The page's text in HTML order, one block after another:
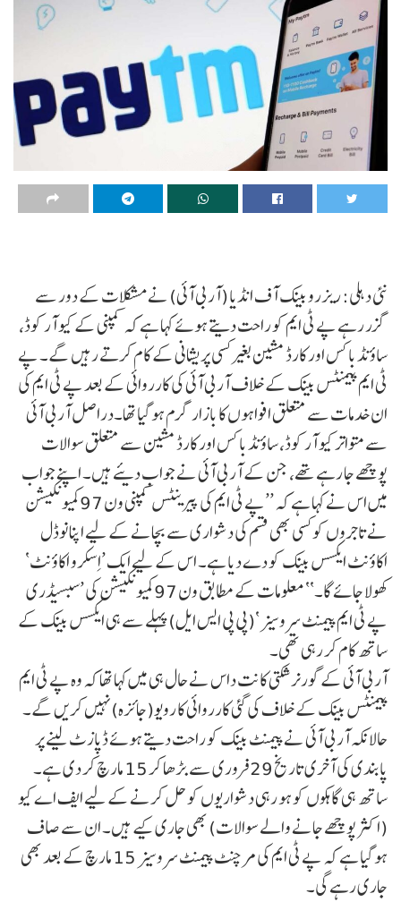
نئی دہلی: ریزرو بینک آف انڈیا (آر بی آئی) نے مشکلات کے دور سے
گزر رہے پے ٹی ایم کو راحت دیتے ہوئے کہا ہے کہ کمپنی کے کیو آر کوڈ،
ساؤنڈ باکس اور کارڈ مشین بغیر کسی پریشانی کے کام کرتے رہیں گے۔ پے
ٹی ایم پیمنٹس بینک کے خلاف آر بی آئی کی کارروائی کے بعد پے ٹی ایم کی
ان خدمات سے متعلق افواہوں کا بازار گرم ہو گیا تھا۔دراصل آر بی آئی
سے متواتر کیو آر کوڈ، ساؤنڈ باکس اور کارڈ مشین سے متعلق سوالات
پوچھے جا رہے تھے، جن کے آر بی آئی نے جواب دیئے ہیں۔ اپنے جواب
میں اس نے کہا ہے کہ ’’پے ٹی ایم کی پیرینٹس کمپنی ون 97 کمیونکیشن
نے تاجروں کو کسی بھی قسم کی دشواری سے بچانے کے لیے اپنا نوڈل
اکاؤنٹ ایکسس بینک کو دے دیا ہے۔ اس کے لیے ایک ’اِسکرو اکاؤنٹ‘
کھولا جائے گا۔‘‘ معلومات کے مطابق ون 97 کمیونکیشن کی ’سبسیڈری
پے ٹی ایم پیمنٹ سروسیز‘(پی پی ایس ایل) پہلے سے ہی ایکسس بینک کے
ساتھ کام کر رہی تھی۔
آر بی آئی کے گورنر شکتی کانت داس نے حال ہی میں کہا تھا کہ وہ پے ٹی ایم
پیمنٹس بینک کے خلاف کی گئی کارروائی کا رویو(جائزہ) نہیں کریں گے۔
حالانکہ آر بی آئی نے پیمنٹ بینک کو راحت دیتے ہوئے ڈپازٹ لینے پر
پابندی کی آخری تاریخ 29 فروری سے بڑھا کر 15 مارچ کر دی ہے۔
ساتھ ہی گاہکوں کو ہو رہی دشواریوں کو حل کرنے کے لیے ایف اے کیو
(اکثر پوچھے جانے والے سوالات) بھی جاری کیے ہیں۔ ان سے صاف
ہو گیا ہے کہ پے ٹی ایم کی مرچنٹ پیمنٹ سروسیز 15 مارچ کے بعد بھی
جاری رہے گی۔